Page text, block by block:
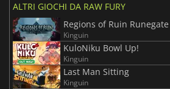
ALTRI GIOCHI DA RAW FURY
Regions of Ruin Runegate
Kinguin
KuloNiku Bowl Up!
Kinguin
Last Man Sitting
Kinguin